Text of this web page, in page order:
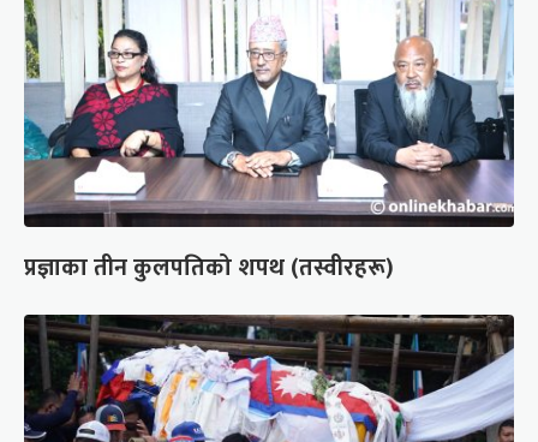
प्रज्ञाका तीन कुलपतिको शपथ (तस्वीरहरू)